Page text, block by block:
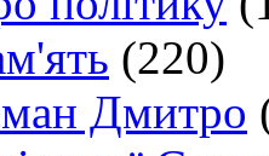
(220)
Дмитро